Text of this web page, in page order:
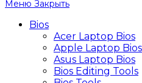
Меню Закрыть
Bios
Acer Laptop Bios
Apple Laptop Bios
Asus Laptop Bios
Bios Editing Tools